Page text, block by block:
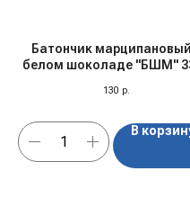
Батончик
белом шоколаде "БШМ"
130 р.
В